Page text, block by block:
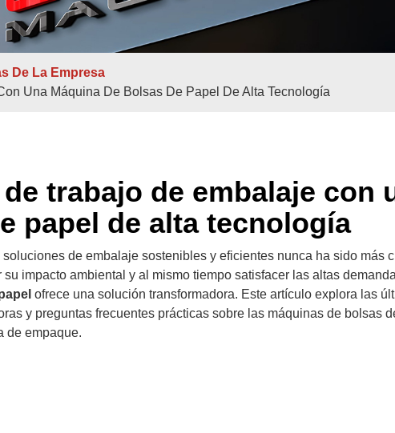
Bolsas De Papel Para Compras
De La Empresa
Una Máquina De Bolsas De Papel De Alta Tecnología
trabajo de embalaje con
papel de alta tecnología
de embalaje sostenibles y eficientes nunca ha sido más
impacto ambiental y al mismo tiempo satisfacer las altas
ofrece una solución transformadora. Este artículo explora las
y preguntas frecuentes prácticas sobre las máquinas de bolsas
de empaque.